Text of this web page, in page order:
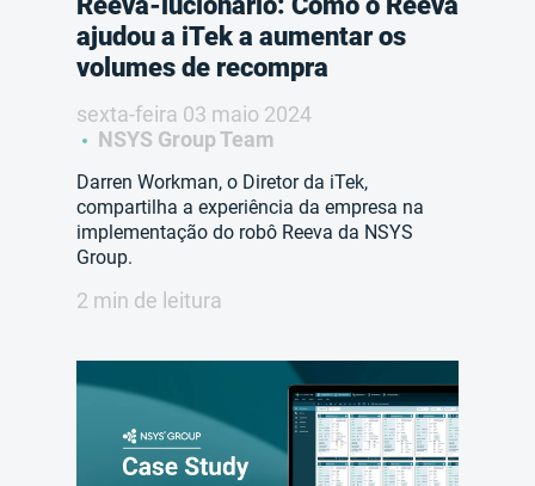
ajudou a iTek a aumentar os
volumes de recompra
sexta-feira 03 maio 2024
NSYS Group Team
Darren Workman, o Diretor da iTek,
compartilha a experiência da empresa na
implementação do robô Reeva da NSYS
Group.
2 min de leitura